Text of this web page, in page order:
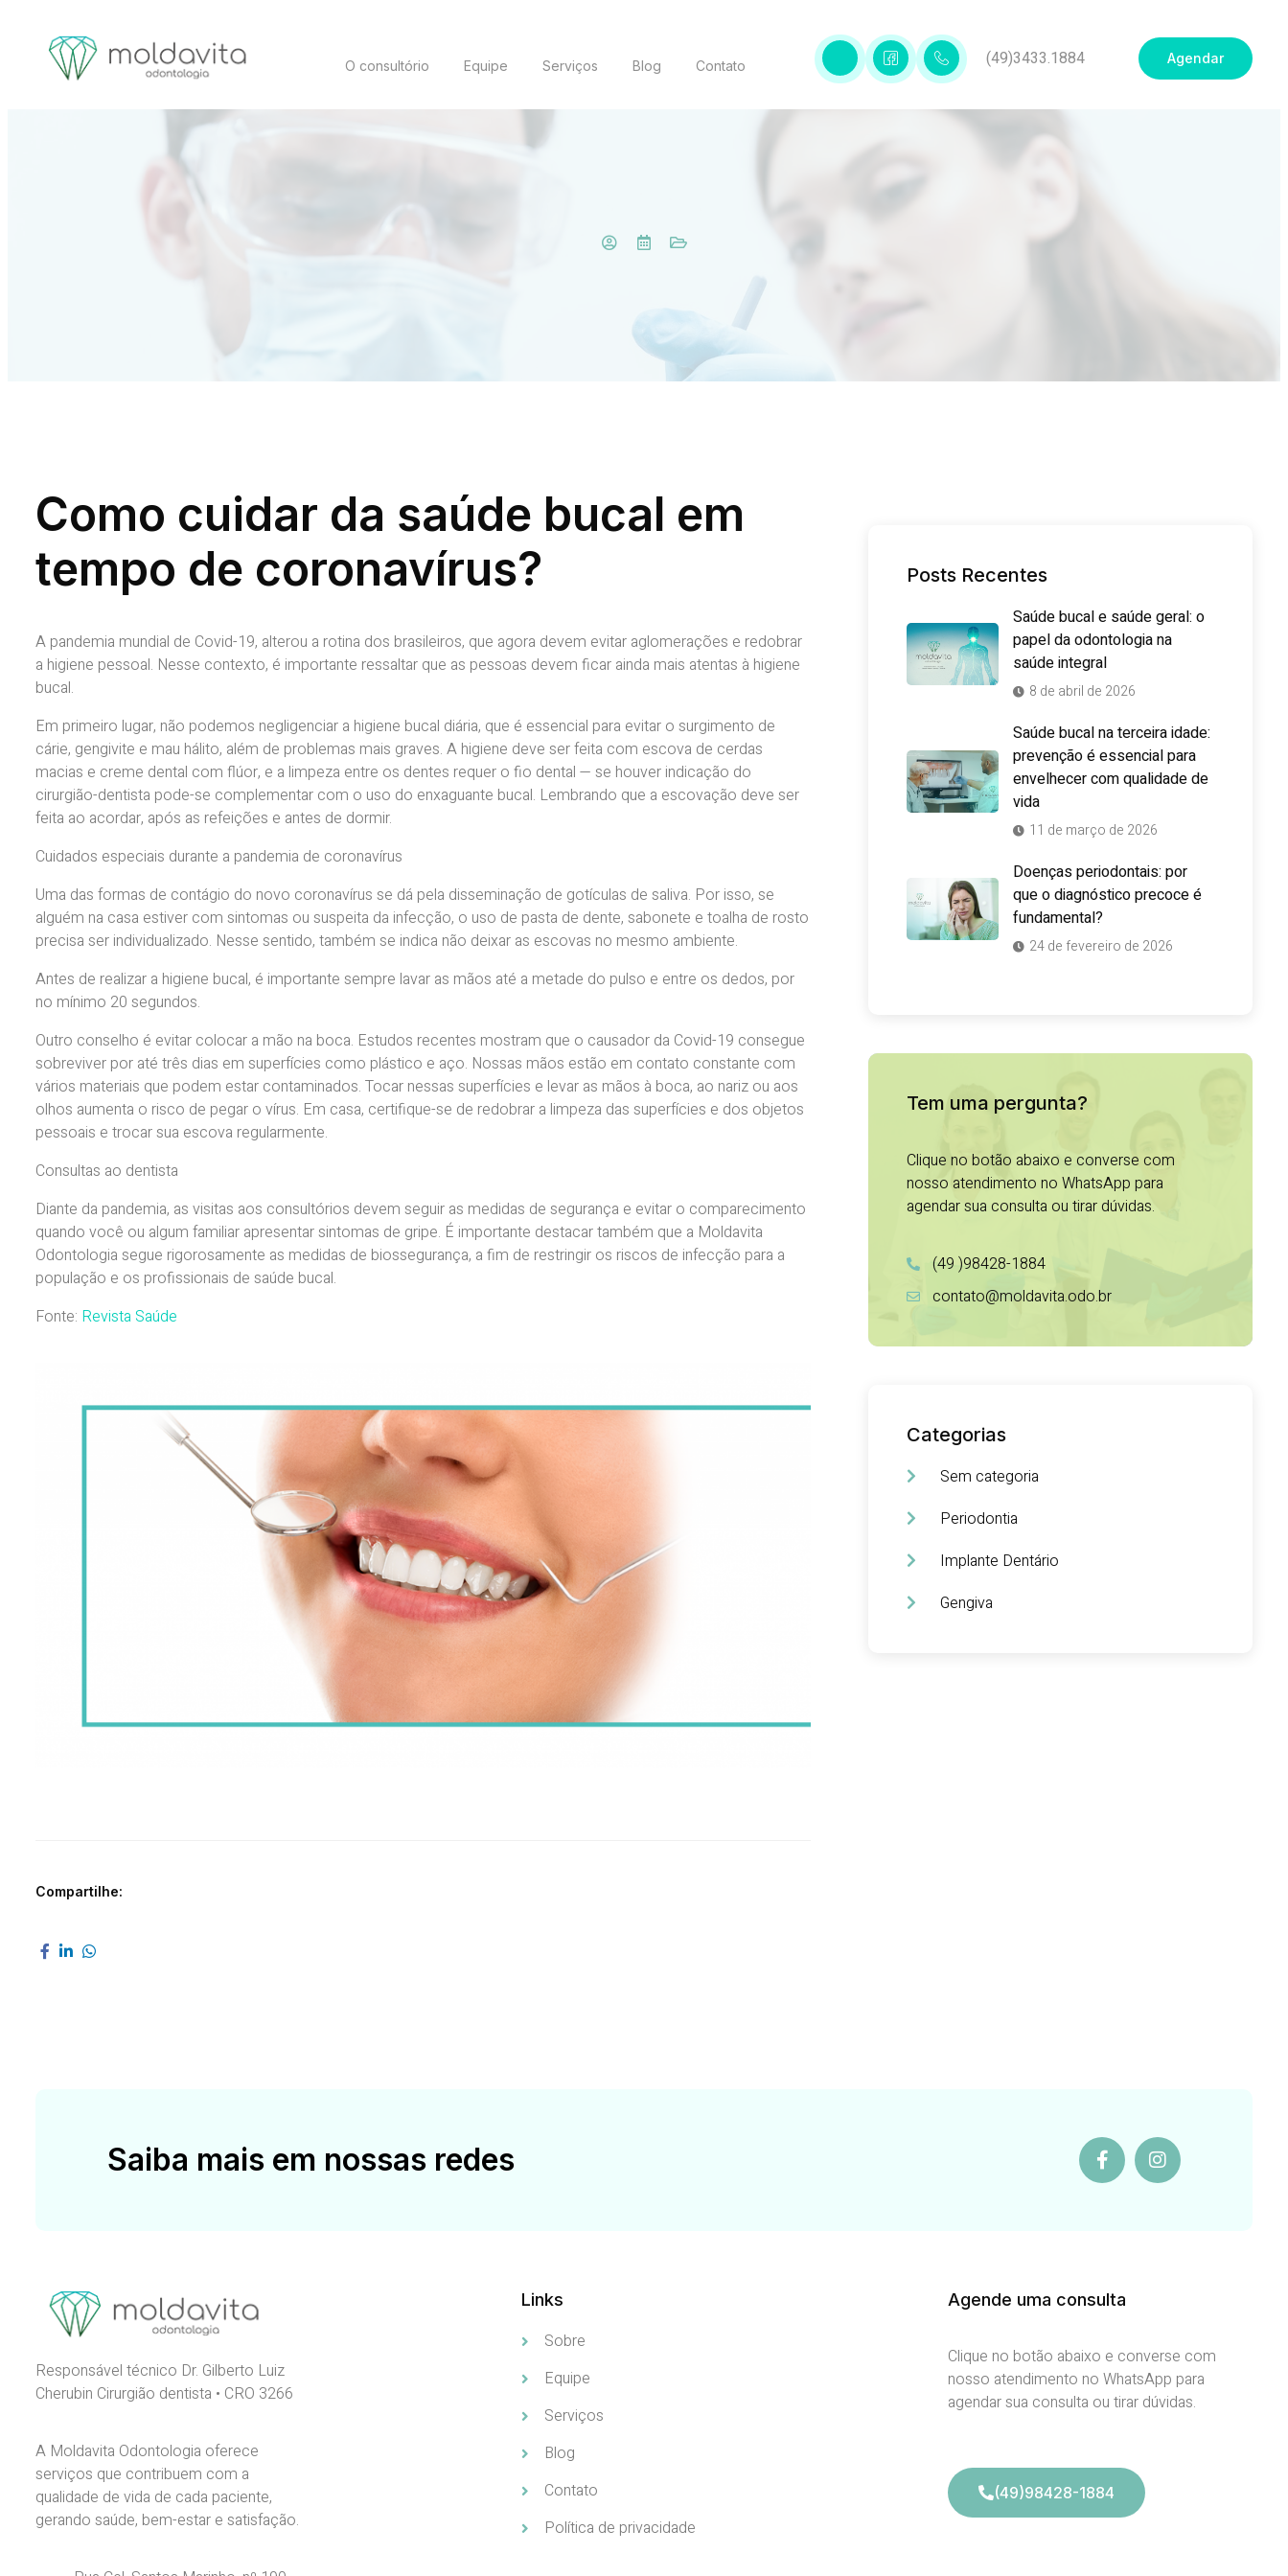
O consultório Equipe Serviços Blog Contato (49)3433.1884 Agendar
Como cuidar da saúde bucal em
tempo de coronavírus?
A pandemia mundial de Covid-19, alterou a rotina dos brasileiros, que agora devem evitar aglomerações e redobrar
a higiene pessoal. Nesse contexto, é importante ressaltar que as pessoas devem ficar ainda mais atentas à higiene
bucal.
Em primeiro lugar, não podemos negligenciar a higiene bucal diária, que é essencial para evitar o surgimento de
cárie, gengivite e mau hálito, além de problemas mais graves. A higiene deve ser feita com escova de cerdas
macias e creme dental com flúor, e a limpeza entre os dentes requer o fio dental — se houver indicação do
cirurgião-dentista pode-se complementar com o uso do enxaguante bucal. Lembrando que a escovação deve ser
feita ao acordar, após as refeições e antes de dormir.
Cuidados especiais durante a pandemia de coronavírus
Uma das formas de contágio do novo coronavírus se dá pela disseminação de gotículas de saliva. Por isso, se
alguém na casa estiver com sintomas ou suspeita da infecção, o uso de pasta de dente, sabonete e toalha de rosto
precisa ser individualizado. Nesse sentido, também se indica não deixar as escovas no mesmo ambiente.
Antes de realizar a higiene bucal, é importante sempre lavar as mãos até a metade do pulso e entre os dedos, por
no mínimo 20 segundos.
Outro conselho é evitar colocar a mão na boca. Estudos recentes mostram que o causador da Covid-19 consegue
sobreviver por até três dias em superfícies como plástico e aço. Nossas mãos estão em contato constante com
vários materiais que podem estar contaminados. Tocar nessas superfícies e levar as mãos à boca, ao nariz ou aos
olhos aumenta o risco de pegar o vírus. Em casa, certifique-se de redobrar a limpeza das superfícies e dos objetos
pessoais e trocar sua escova regularmente.
Consultas ao dentista
Diante da pandemia, as visitas aos consultórios devem seguir as medidas de segurança e evitar o comparecimento
quando você ou algum familiar apresentar sintomas de gripe. É importante destacar também que a Moldavita
Odontologia segue rigorosamente as medidas de biossegurança, a fim de restringir os riscos de infecção para a
população e os profissionais de saúde bucal.
Fonte: Revista Saúde
Compartilhe:
Posts Recentes
Saúde bucal e saúde geral: o
papel da odontologia na
saúde integral
8 de abril de 2026
Saúde bucal na terceira idade:
prevenção é essencial para
envelhecer com qualidade de
vida
11 de março de 2026
Doenças periodontais: por
que o diagnóstico precoce é
fundamental?
24 de fevereiro de 2026
Tem uma pergunta?
Clique no botão abaixo e converse com
nosso atendimento no WhatsApp para
agendar sua consulta ou tirar dúvidas.
(49 )98428-1884
contato@moldavita.odo.br
Categorias
Sem categoria
Periodontia
Implante Dentário
Gengiva
Saiba mais em nossas redes
Responsável técnico Dr. Gilberto Luiz
Cherubin Cirurgião dentista • CRO 3266
A Moldavita Odontologia oferece
serviços que contribuem com a
qualidade de vida de cada paciente,
gerando saúde, bem-estar e satisfação.
Links
Sobre
Equipe
Serviços
Blog
Contato
Política de privacidade
Agende uma consulta
Clique no botão abaixo e converse com
nosso atendimento no WhatsApp para
agendar sua consulta ou tirar dúvidas.
(49)98428-1884